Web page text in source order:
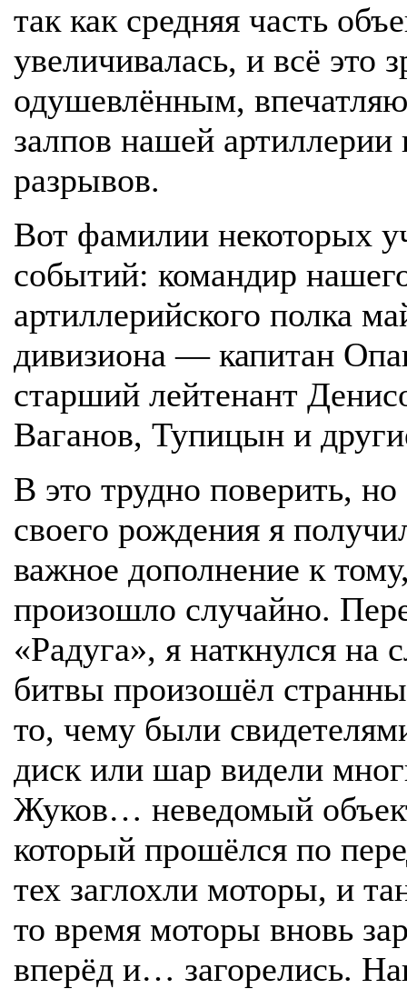
так как средняя часть
увеличивалась, и всё это
одушевлённым,
залпов нашей
разрывов.
Вот фамилии некоторых
событий: командир
артиллерийского полка
дивизиона — капитан
старший лейтенант
Ваганов, Тупицын и
В это трудно поверить,
своего рождения я
важное дополнение к
произошло случайно.
«Радуга», я наткнулся
битвы произошёл
то, чему были
диск или шар видели
Жуков… неведомый
который прошёлся по
тех заглохли моторы, и
то время моторы вновь
вперёд и… загорелись.